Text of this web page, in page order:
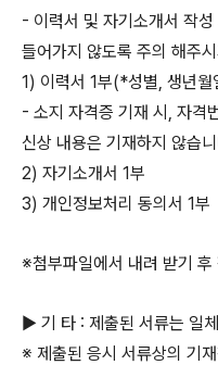
- 이력서 및 자기소개서 작
들어가지 않도록 주의 해주
1) 이력서 1부(*성별, 생년월
- 소지 자격증 기재 시, 자격
신상 내용은 기재하지 않습
2) 자기소개서 1부
3) 개인정보처리 동의서 1부
※첨부파일에서 내려 받기 후
▶ 기 타 : 제출된 서류는 일
※ 제출된 응시 서류상의 기